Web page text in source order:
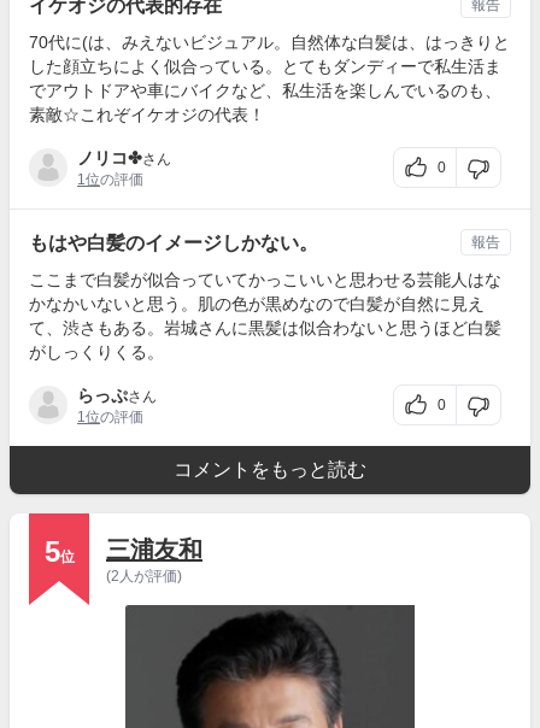
イケオジの代表的存在
70代に(は、みえないビジュアル。自然体な白髪は、はっきりと
した顔立ちによく似合っている。とてもダンディーで私生活ま
でアウトドアや車にバイクなど、私生活を楽しんでいるのも、
素敵☆これぞイケオジの代表！
ノリコ✤さん
1位の評価
0
報告
もはや白髪のイメージしかない。
ここまで白髪が似合っていてかっこいいと思わせる芸能人はな
かなかいないと思う。肌の色が黒めなので白髪が自然に見え
て、渋さもある。岩城さんに黒髪は似合わないと思うほど白髪
がしっくりくる。
らっぷさん
1位の評価
0
報告
コメントをもっと読む
5位 三浦友和
(2人が評価)